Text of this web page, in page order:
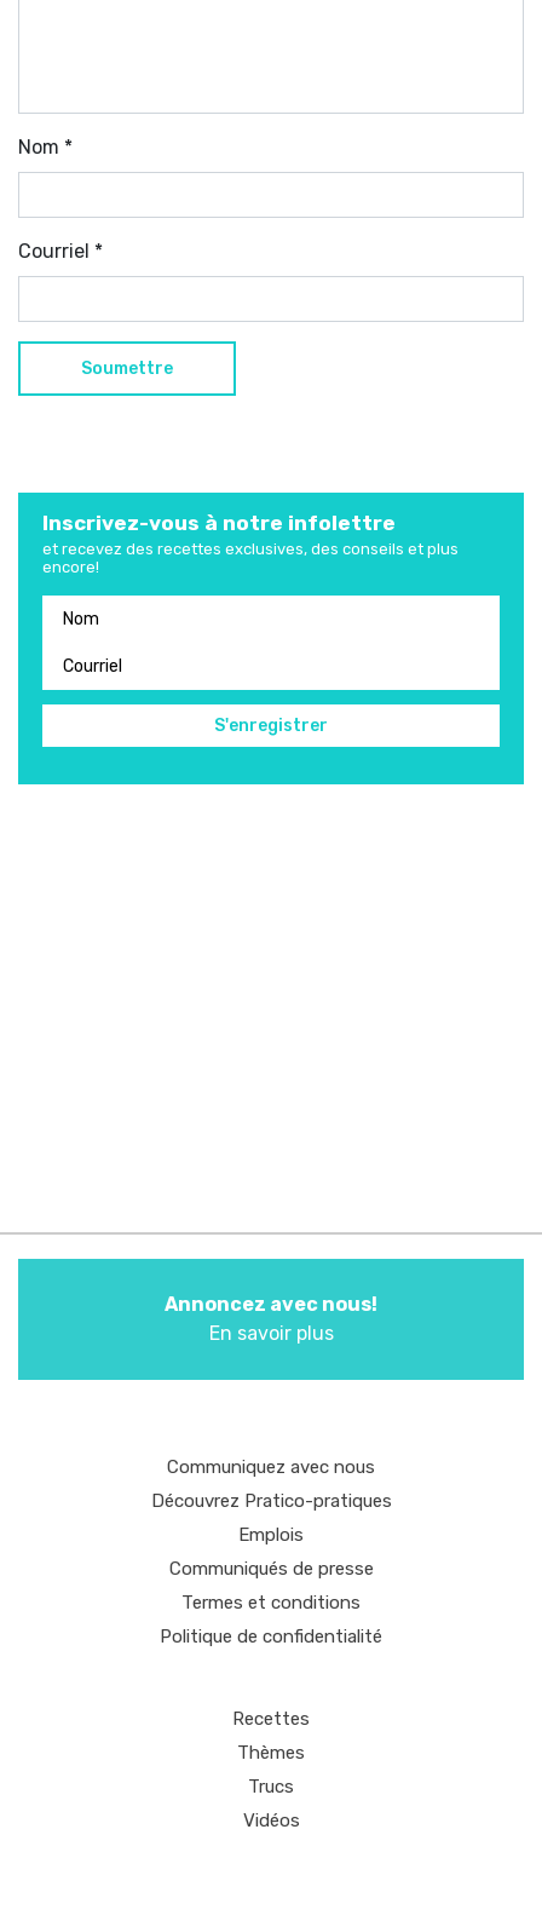
Nom *
Courriel *
Inscrivez-vous à notre infolettre
et recevez des recettes exclusives, des conseils et plus
encore!
Annoncez avec nous!
En savoir plus
Communiquez avec nous
Découvrez Pratico-pratiques
Emplois
Communiqués de presse
Termes et conditions
Politique de confidentialité
Recettes
Thèmes
Trucs
Vidéos